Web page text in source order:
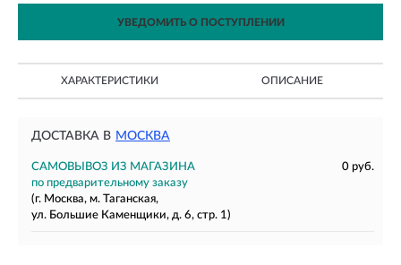
УВЕДОМИТЬ О ПОСТУПЛЕНИИ
ХАРАКТЕРИСТИКИ ОПИСАНИЕ
ДОСТАВКА В МОСКВА
САМОВЫВОЗ ИЗ МАГАЗИНА
0 руб.
по предварительному заказу
(г. Москва, м. Таганская,
ул. Большие Каменщики, д. 6, стр. 1)